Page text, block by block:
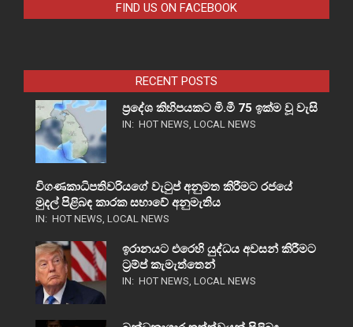
FIND US ON FACEBOOK
RECENT POSTS
ප්‍රදේශ කිහිපයකට මි.මී 75 ඉක්ම වූ වැසි
IN: HOT NEWS, LOCAL NEWS
විගණකාධිපතිවරියගේ වැටුප් අනුමත කිරීමට රජයේ
මුදල් පිළිබඳ කාරක සභාවේ අනුමැතිය
IN: HOT NEWS, LOCAL NEWS
ඉරානයට එරෙහි යුද්ධය අවසන් කිරීමට
ට්‍රම්ප් කැමැත්තෙන්
IN: HOT NEWS, LOCAL NEWS